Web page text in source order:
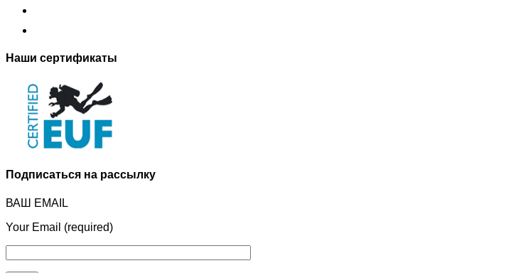
Наши сертификаты
Подписаться на рассылку
ВАШ EMAIL
Your Email (required)